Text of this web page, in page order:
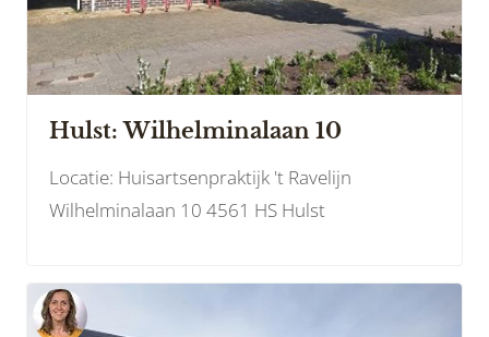
Hulst: Wilhelminalaan 10
Locatie: Huisartsenpraktijk 't Ravelijn
Wilhelminalaan 10 4561 HS Hulst